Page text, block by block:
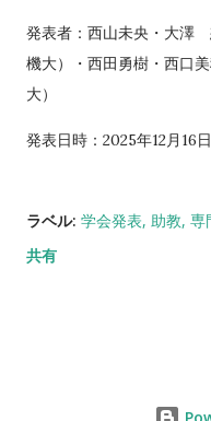
発表者：西山未央・大
機大）・西田勇樹・西口
大）
発表日時：2025年12月16
ラベル: 学会発表 助教 専
共有